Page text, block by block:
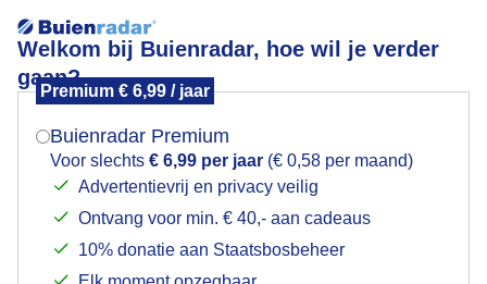
Welkom bij Buienradar, hoe wil je verder
gaan?
Premium € 6,99 / jaar
Buienradar Premium
Voor slechts € 6,99 per jaar (€ 0,58 per maand)
Advertentievrij en privacy veilig
Ontvang voor min. € 40,- aan cadeaus
10% donatie aan Staatsbosbeheer
Bolletjes.
Mogen we je locatie gebruiken voor het
Indien je hier nog geen akkoord op hebt gegeven,
verschijnt er zo een pop-up uit je browser waarin